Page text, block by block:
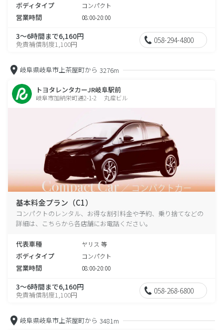
ボディタイプ コンパクト
営業時間 08:00-20:00
3～6時間まで6,160円
免責補償制度1,100円 058-294-4800
岐阜県岐阜市上茶屋町から 3276m
トヨタレンタカーJR岐阜駅前
岐阜市加納栄町通2-1-2 丸産ビル
基本料金プラン（C1）
コンパクトのレンタル、お得な割引料金や予約、乗り捨てなどの
詳細は、こちらから各店舗にお電話ください。
代表車種 ヤリス 等
ボディタイプ コンパクト
営業時間 08:00-20:00
3～6時間まで6,160円
免責補償制度1,100円 058-268-6800
岐阜県岐阜市上茶屋町から 3481m